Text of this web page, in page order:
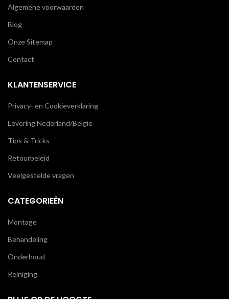
Algemene voorwaarden
Blog
Onze Sitemap
Contact
KLANTENSERVICE
Privacy- en Cookieverklaring
Levering Nederland/België
Tips & Tricks
Retourbeleid
Veelgestelde vragen
CATEGORIEËN
Montage
Behandeling
Onderhoud
Reiniging
BLIJF OP DE HOOGTE